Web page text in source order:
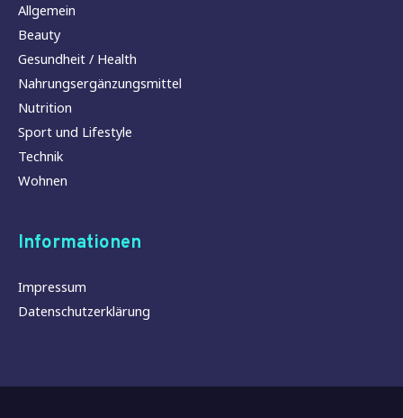
Allgemein
Beauty
Gesundheit / Health
Nahrungsergänzungsmittel
Nutrition
Sport und Lifestyle
Technik
Wohnen
Informationen
Impressum
Datenschutzerklärung